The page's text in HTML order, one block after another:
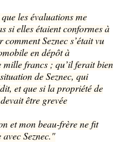
les évaluations me
si elles étaient conformes à
Seznec s’était vu
en dépôt à
mille francs ; qu’il ferait bien
de Seznec, qui
et que si la propriété de
être grevée
et mon beau-frère ne fit
Seznec."